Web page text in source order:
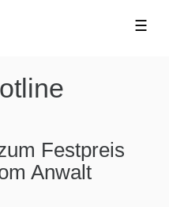
☰
Festpreis
Anwalt